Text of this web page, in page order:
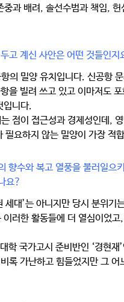
과 배려, 솔선수범과 책임,
고 계신 사안은 어떤 것들인지
의 밀양 유치입니다. 신공항
을 빌려 쓰고 있고 이마저도
입니다.
점이 접근성과 경제성인데,
요하지 않는 밀양이 가장 적
향수와 복고 열풍을 불러일으
요?
대’는 아니지만 당시 분위기
러한 활동들에 더 열심이었
학 국가고시 준비반인 ‘경현
록 가난하고 힘들었지만 그